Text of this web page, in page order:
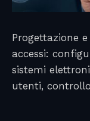
Progettazione
accessi:
sistemi
utenti,